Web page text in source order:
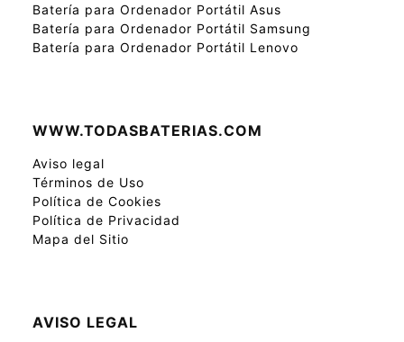
Batería para Ordenador Portátil Asus
Batería para Ordenador Portátil Samsung
Batería para Ordenador Portátil Lenovo
WWW.TODASBATERIAS.COM
Aviso legal
Términos de Uso
Política de Cookies
Política de Privacidad
Mapa del Sitio
AVISO LEGAL